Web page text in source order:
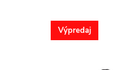
Výpredaj